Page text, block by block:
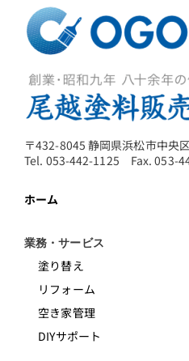
〒432-8045 静岡県浜松市中央
Tel. 053-442-1125 Fax. 053-
ホーム
業務・サービス
塗り替え
リフォーム
空き家管理
DIYサポート